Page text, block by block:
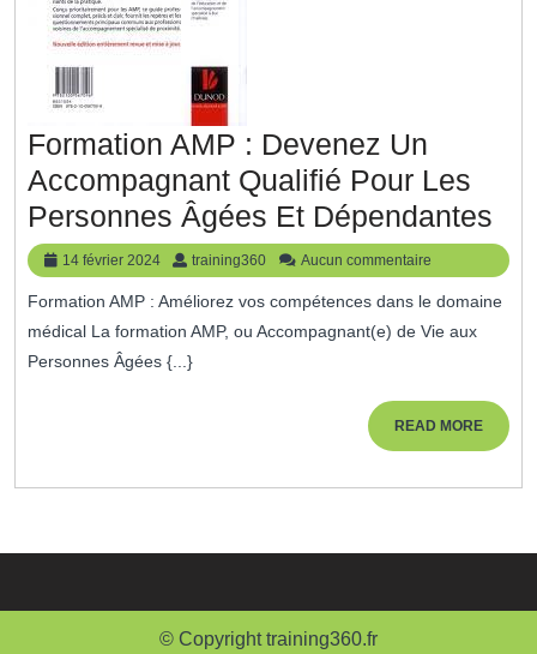
Formation AMP : Devenez Un
Accompagnant Qualifié Pour Les
Personnes Âgées Et Dépendantes
:
Et
14 février 2024
14
février
2024
training360 training360
Aucun commentaire
Formation AMP : Améliorez vos compétences dans le domaine
médical La formation AMP, ou Accompagnant(e) de Vie aux
Personnes Âgées {...}
READ MOREREAD
MORE
© Copyright training360.fr